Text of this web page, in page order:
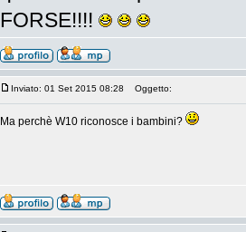
FORSE!!!!
Inviato: 01 Set 2015 08:28 Oggetto:
Ma perchè W10 riconosce i bambini?